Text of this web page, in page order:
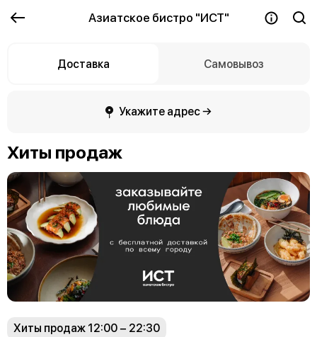
Азиатское бистро "ИСТ"
Доставка Самовывоз
Укажите адрес →
Хиты продаж
Хиты продаж 12:00 − 22:30